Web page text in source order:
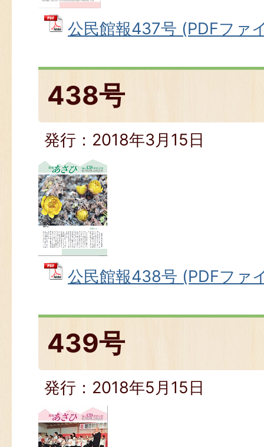
公民館報437号 (PDFファ
438号
発行：2018年3月15日
公民館報438号 (PDFファ
439号
発行：2018年5月15日